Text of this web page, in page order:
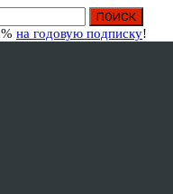
на годовую подписку!